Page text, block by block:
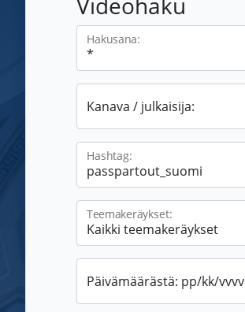
Hakusana:
Kanava / julkaisija:
Hashtag:
Teemakeräykset:
Päivämäärästä: pp/kk/vvvv